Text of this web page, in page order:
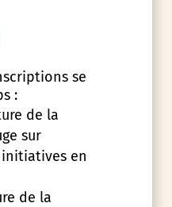
se
:
de la
sur
initiatives en
de la